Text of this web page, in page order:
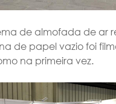
de almofada de ar
de papel vazio foi
na primeira vez.